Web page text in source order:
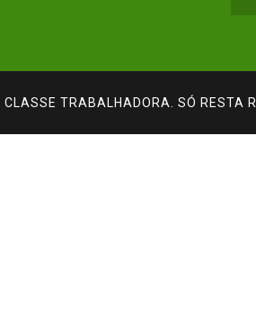
TRABALHADORA. SÓ RESTA